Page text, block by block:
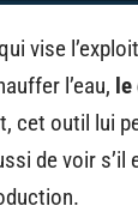
vise
l’eau, le
cet outil lui
de voir